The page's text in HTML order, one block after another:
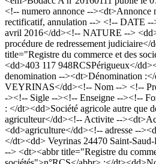
<!-- numero annonce --><dt>Annonce
rectificatif, annulation --> <!-- DATE
avril 2016</dd><!-- NATURE -->
procédure de redressement
title="Registre du commerce et des
<dd>403 117 948RCSPérigueux</
denomination --><dt>Dénomination
VEYRINAS</dd><!-- Nom --> <!--
-><!-- Sigle --><!-- Enseigne --><!--
: </dt><dd>Société agricole autre que
agriculteur</dd><!-- Activite --
<dd>agriculture</dd><!-- adresse --
</dt><dd> Veyrinas 24470 Saint-
--> <dt><abbr title="Registre du